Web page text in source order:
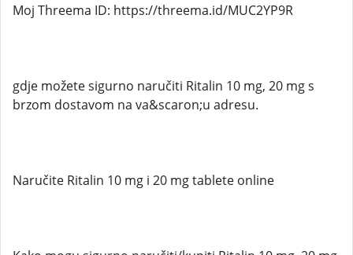
Moj Threema ID: https://threema.id/MUC2YP9R
gdje možete sigurno naručiti Ritalin 10 mg, 20 mg s
brzom dostavom na va&scaron;u adresu.
Naručite Ritalin 10 mg i 20 mg tablete online